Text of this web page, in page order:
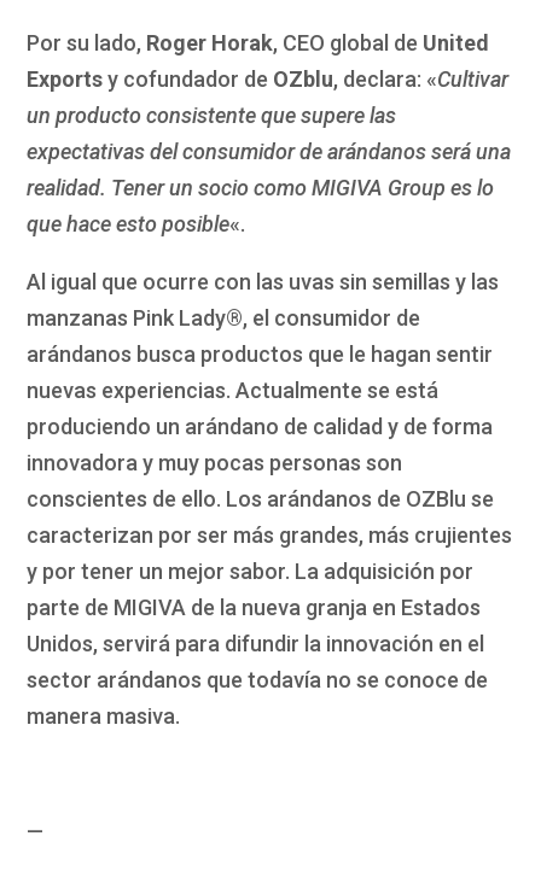
Por su lado, Roger Horak, CEO global de United
Exportsy cofundador de OZblu, declara: «Cultivar
un producto consistente que supere las
expectativas del consumidor de arándanos será una
realidad. Tener un socio como MIGIVA Group es lo
que hace esto posible«.
Al igual que ocurre con las uvas sin semillas y las
manzanas Pink Lady®, el consumidor de
arándanos busca productos que le hagan sentir
nuevas experiencias. Actualmente se está
produciendo un arándano de calidad y de forma
innovadora y muy pocas personas son
conscientes de ello. Los arándanos de OZBlu se
caracterizan por ser más grandes, más crujientes
y por tener un mejor sabor. La adquisición por
parte de MIGIVA de la nueva granja en Estados
Unidos, servirá para difundir la innovación en el
sector arándanos que todavía no se conoce de
manera masiva.
—